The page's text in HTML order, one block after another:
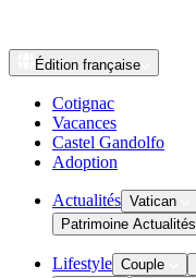
Édition française
Cotignac
Vacances
Castel Gandolfo
Adoption
Actualités Vatican
Patrimoine Actualités
Lifestyle Couple